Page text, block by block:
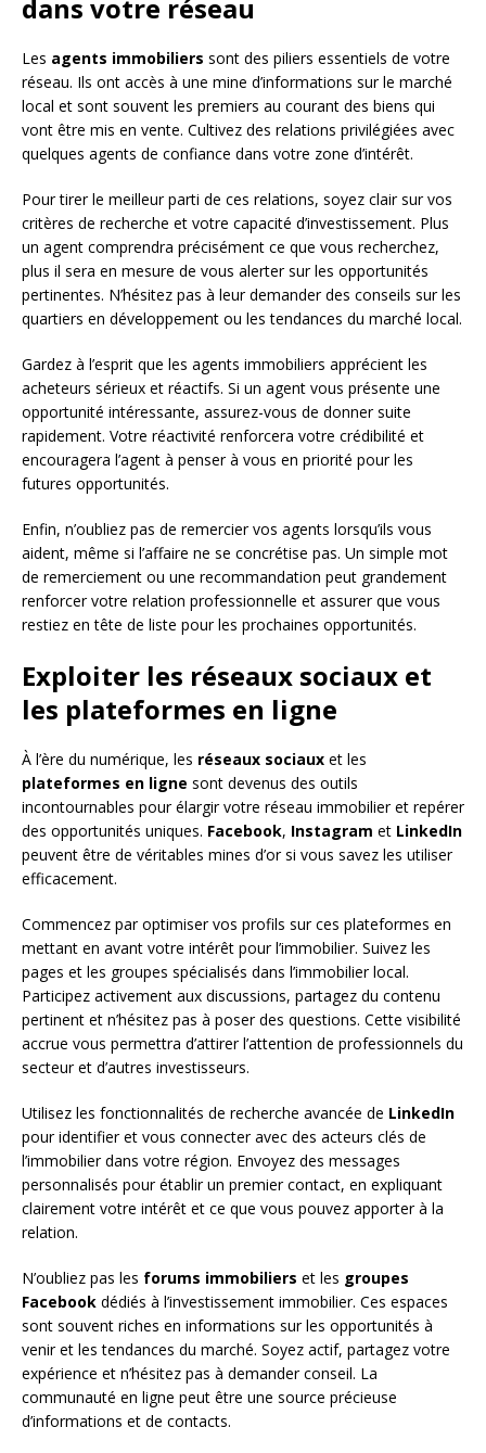
dans votre réseau
Les agents immobiliers sont des piliers essentiels de votre
réseau. Ils ont accès à une mine d’informations sur le marché
local et sont souvent les premiers au courant des biens qui
vont être mis en vente. Cultivez des relations privilégiées avec
quelques agents de confiance dans votre zone d’intérêt.
Pour tirer le meilleur parti de ces relations, soyez clair sur vos
critères de recherche et votre capacité d’investissement. Plus
un agent comprendra précisément ce que vous recherchez,
plus il sera en mesure de vous alerter sur les opportunités
pertinentes. N’hésitez pas à leur demander des conseils sur les
quartiers en développement ou les tendances du marché local.
Gardez à l’esprit que les agents immobiliers apprécient les
acheteurs sérieux et réactifs. Si un agent vous présente une
opportunité intéressante, assurez-vous de donner suite
rapidement. Votre réactivité renforcera votre crédibilité et
encouragera l’agent à penser à vous en priorité pour les
futures opportunités.
Enfin, n’oubliez pas de remercier vos agents lorsqu’ils vous
aident, même si l’affaire ne se concrétise pas. Un simple mot
de remerciement ou une recommandation peut grandement
renforcer votre relation professionnelle et assurer que vous
restiez en tête de liste pour les prochaines opportunités.
Exploiter les réseaux sociaux et
les plateformes en ligne
À l’ère du numérique, les réseaux sociaux et les
plateformes en ligne sont devenus des outils
incontournables pour élargir votre réseau immobilier et repérer
des opportunités uniques. Facebook, Instagram et LinkedIn
peuvent être de véritables mines d’or si vous savez les utiliser
efficacement.
Commencez par optimiser vos profils sur ces plateformes en
mettant en avant votre intérêt pour l’immobilier. Suivez les
pages et les groupes spécialisés dans l’immobilier local.
Participez activement aux discussions, partagez du contenu
pertinent et n’hésitez pas à poser des questions. Cette visibilité
accrue vous permettra d’attirer l’attention de professionnels du
secteur et d’autres investisseurs.
Utilisez les fonctionnalités de recherche avancée de LinkedIn
pour identifier et vous connecter avec des acteurs clés de
l’immobilier dans votre région. Envoyez des messages
personnalisés pour établir un premier contact, en expliquant
clairement votre intérêt et ce que vous pouvez apporter à la
relation.
N’oubliez pas les forums immobiliers et les groupes
Facebook dédiés à l’investissement immobilier. Ces espaces
sont souvent riches en informations sur les opportunités à
venir et les tendances du marché. Soyez actif, partagez votre
expérience et n’hésitez pas à demander conseil. La
communauté en ligne peut être une source précieuse
d’informations et de contacts.